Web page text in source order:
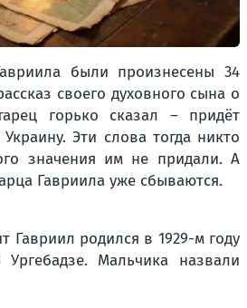
были произнесены 34
своего духовного сына о
горько сказал – придёт
Эти слова тогда никто
значения им не придали. А
Гавриила уже сбываются.
Гавриил родился в 1929-м году
Мальчика назвали